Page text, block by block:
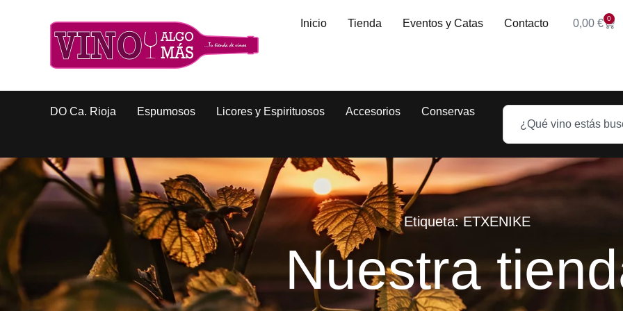
Inicio Tienda Eventos y Catas Contacto 0,00 € 0
DO Ca. Rioja Espumosos Licores y Espirituosos Accesorios Conservas
Etiqueta: ETXENIKE
Nuestra